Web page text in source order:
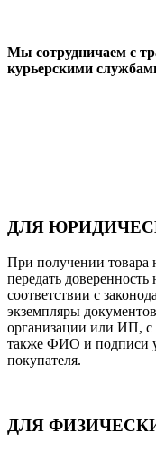
Мы сотрудничаем с
курьерскими
ДЛЯ
При получении
передать
соответствии с
экземпляры
организации или ИП, с
также ФИО и подписи
покупателя.
ДЛЯ